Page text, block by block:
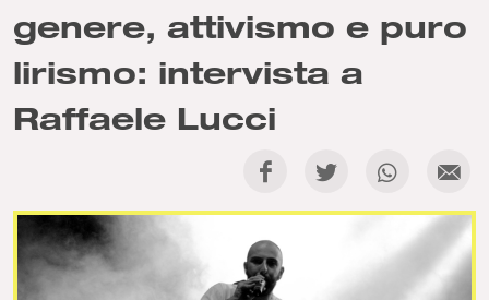
genere, attivismo e puro
lirismo: intervista a
Raffaele Lucci